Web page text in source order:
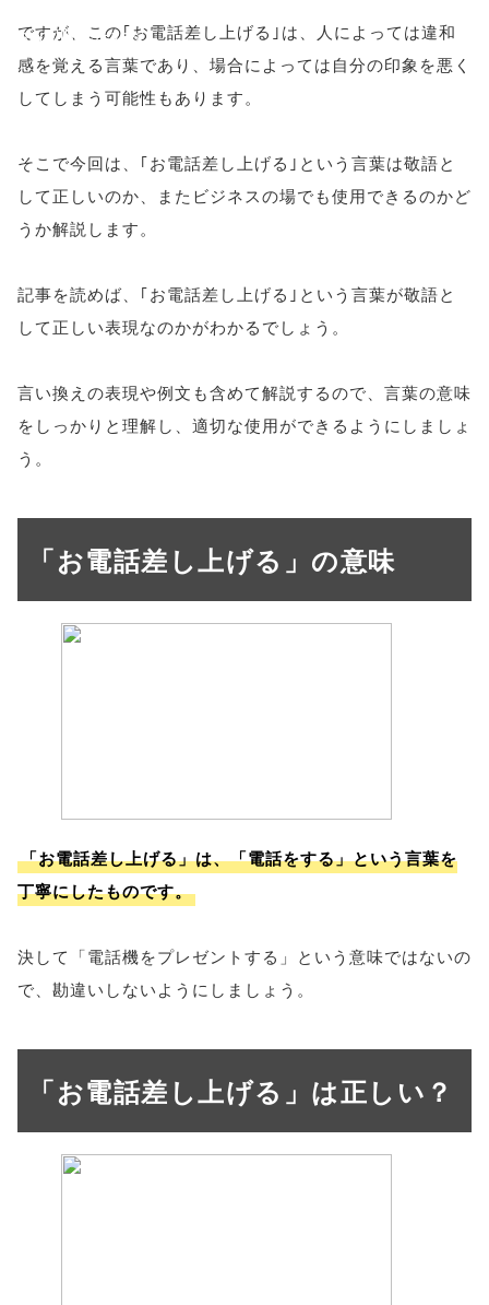
scrollbars=yes'
); return
ですが、この｢お電話差し上げる｣は、人によっては違和
感を覚える言葉であり、場合によっては自分の印象を悪く
してしまう可能性もあります。
そこで今回は、｢お電話差し上げる｣という言葉は敬語と
して正しいのか、またビジネスの場でも使用できるのかど
うか解説します。
記事を読めば、｢お電話差し上げる｣という言葉が敬語と
して正しい表現なのかがわかるでしょう。
言い換えの表現や例文も含めて解説するので、言葉の意味
をしっかりと理解し、適切な使用ができるようにしましょ
う。
「お電話差し上げる」の意味
「お電話差し上げる」は、「電話をする」という言葉を
丁寧にしたものです。
決して「電話機をプレゼントする」という意味ではないの
で、勘違いしないようにしましょう。
「お電話差し上げる」は正しい？